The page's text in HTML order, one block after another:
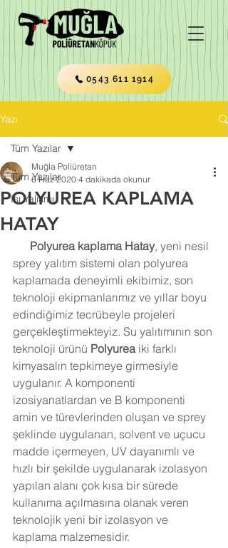
0543 611 1914
Yazı
Tüm Yazılar
Isı Yalıtımı
Tüm Yazılar
POLYUREA KAPLAMA
HATAY
Muğla Poliüretan
6 Haz 2020 4 dakikada okunur
Polyurea kaplama Hatay, yeni nesil
sprey yalıtım sistemi olan polyurea
kaplamada deneyimli ekibimiz, son
teknoloji ekipmanlarımız ve yıllar boyu
edindiğimiz tecrübeyle projeleri
gerçekleştirmekteyiz. Su yalıtımının son
teknoloji ürünü Polyurea iki farklı
kimyasalın tepkimeye girmesiyle
uygulanır. A komponenti
izosiyanatlardan ve B komponenti
amin ve türevlerinden oluşan ve sprey
şeklinde uygulanan, solvent ve uçucu
madde içermeyen, UV dayanımlı ve
hızlı bir şekilde uygulanarak izolasyon
yapılan alanı çok kısa bir sürede
kullanıma açılmasına olanak veren
teknolojik yeni bir izolasyon ve
kaplama malzemesidir.